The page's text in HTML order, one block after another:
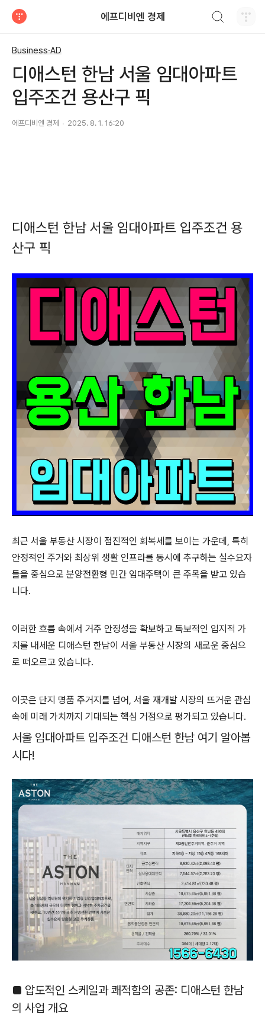
에프디비엔 경제
Business·AD
디애스턴 한남 서울 임대아파트
입주조건 용산구 픽
에프디비엔 경제 2025. 8. 1. 16:20
디애스턴 한남 서울 임대아파트 입주조건 용
산구 픽
최근 서울 부동산 시장이 점진적인 회복세를 보이는 가운데, 특히
안정적인 주거와 최상위 생활 인프라를 동시에 추구하는 실수요자
들을 중심으로 분양전환형 민간 임대주택이 큰 주목을 받고 있습
니다.
이러한 흐름 속에서 거주 안정성을 확보하고 독보적인 입지적 가
치를 내세운 디애스턴 한남이 서울 부동산 시장의 새로운 중심으
로 떠오르고 있습니다.
이곳은 단지 명품 주거지를 넘어, 서울 재개발 시장의 뜨거운 관심
속에 미래 가치까지 기대되는 핵심 거점으로 평가되고 있습니다.
서울 임대아파트 입주조건 디애스턴 한남 여기 알아봅
시다!
■ 압도적인 스케일과 쾌적함의 공존: 디애스턴 한남
의 사업 개요